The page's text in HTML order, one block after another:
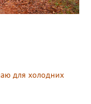
для холодних